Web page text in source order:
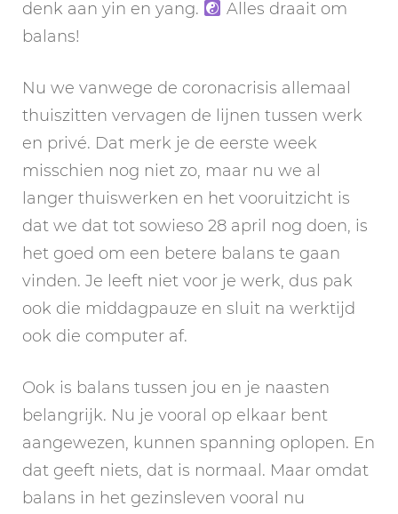
denk aan yin en yang.
Alles draait om
balans!
Nu we vanwege de coronacrisis allemaal
thuiszitten vervagen de lijnen tussen werk
en privé. Dat merk je de eerste week
misschien nog niet zo, maar nu we al
langer thuiswerken en het vooruitzicht is
dat we dat tot sowieso 28 april nog doen, is
het goed om een betere balans te gaan
vinden. Je leeft niet voor je werk, dus pak
ook die middagpauze en sluit na werktijd
ook die computer af.
Ook is balans tussen jou en je naasten
belangrijk. Nu je vooral op elkaar bent
aangewezen, kunnen spanning oplopen. En
dat geeft niets, dat is normaal. Maar omdat
balans in het gezinsleven vooral nu